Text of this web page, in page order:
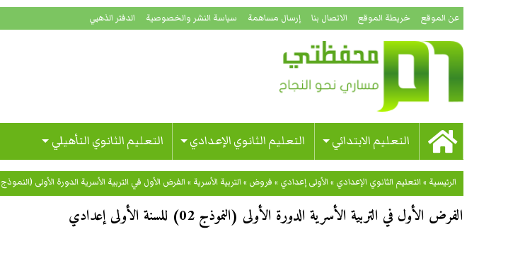
عن الموقع خريطة الموقع الاتصال بنا إرسال مساهمة سياسة النشر والخصوصية الدفتر الذهبي
التعليم الابتدائي التعليم الثانوي الإعدادي التعليم الثانوي التأهيلي
الرئيسية »التعليم الثانوي الإعدادي »الأولى إعدادي » فروض »التربية الأسرية »الفرض الأول في التربية الأسرية الدورة الأولى (النموذج 02) للسنة الأولى إعدادي
الفرض الأول في التربية الأسرية الدورة الأولى (النموذج 02) للسنة الأولى إعدادي